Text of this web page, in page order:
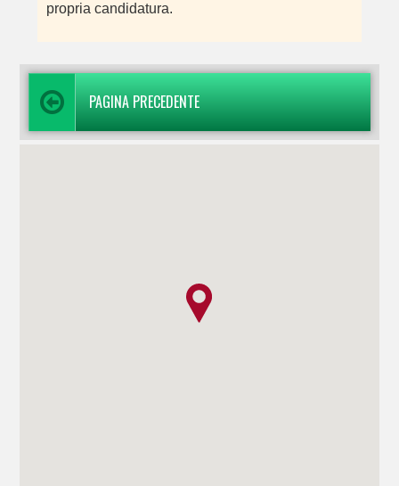
propria candidatura.
PAGINA PRECEDENTE